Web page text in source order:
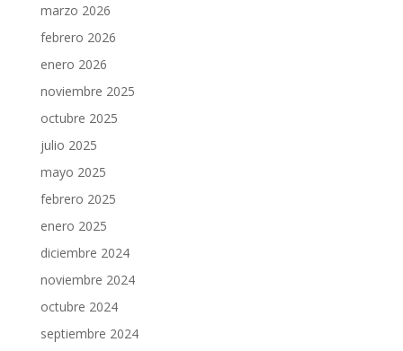
marzo 2026
febrero 2026
enero 2026
noviembre 2025
octubre 2025
julio 2025
mayo 2025
febrero 2025
enero 2025
diciembre 2024
noviembre 2024
octubre 2024
septiembre 2024